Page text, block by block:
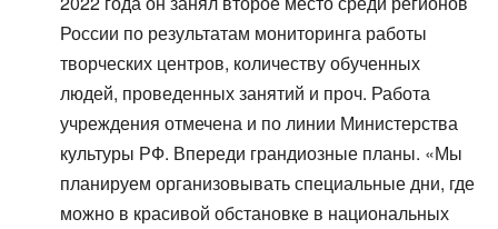
России по результатам мониторинга работы
творческих центров, количеству обученных
людей, проведенных занятий и проч. Работа
учреждения отмечена и по линии Министерства
культуры РФ. Впереди грандиозные планы. «Мы
планируем организовывать специальные дни, где
можно в красивой обстановке в национальных